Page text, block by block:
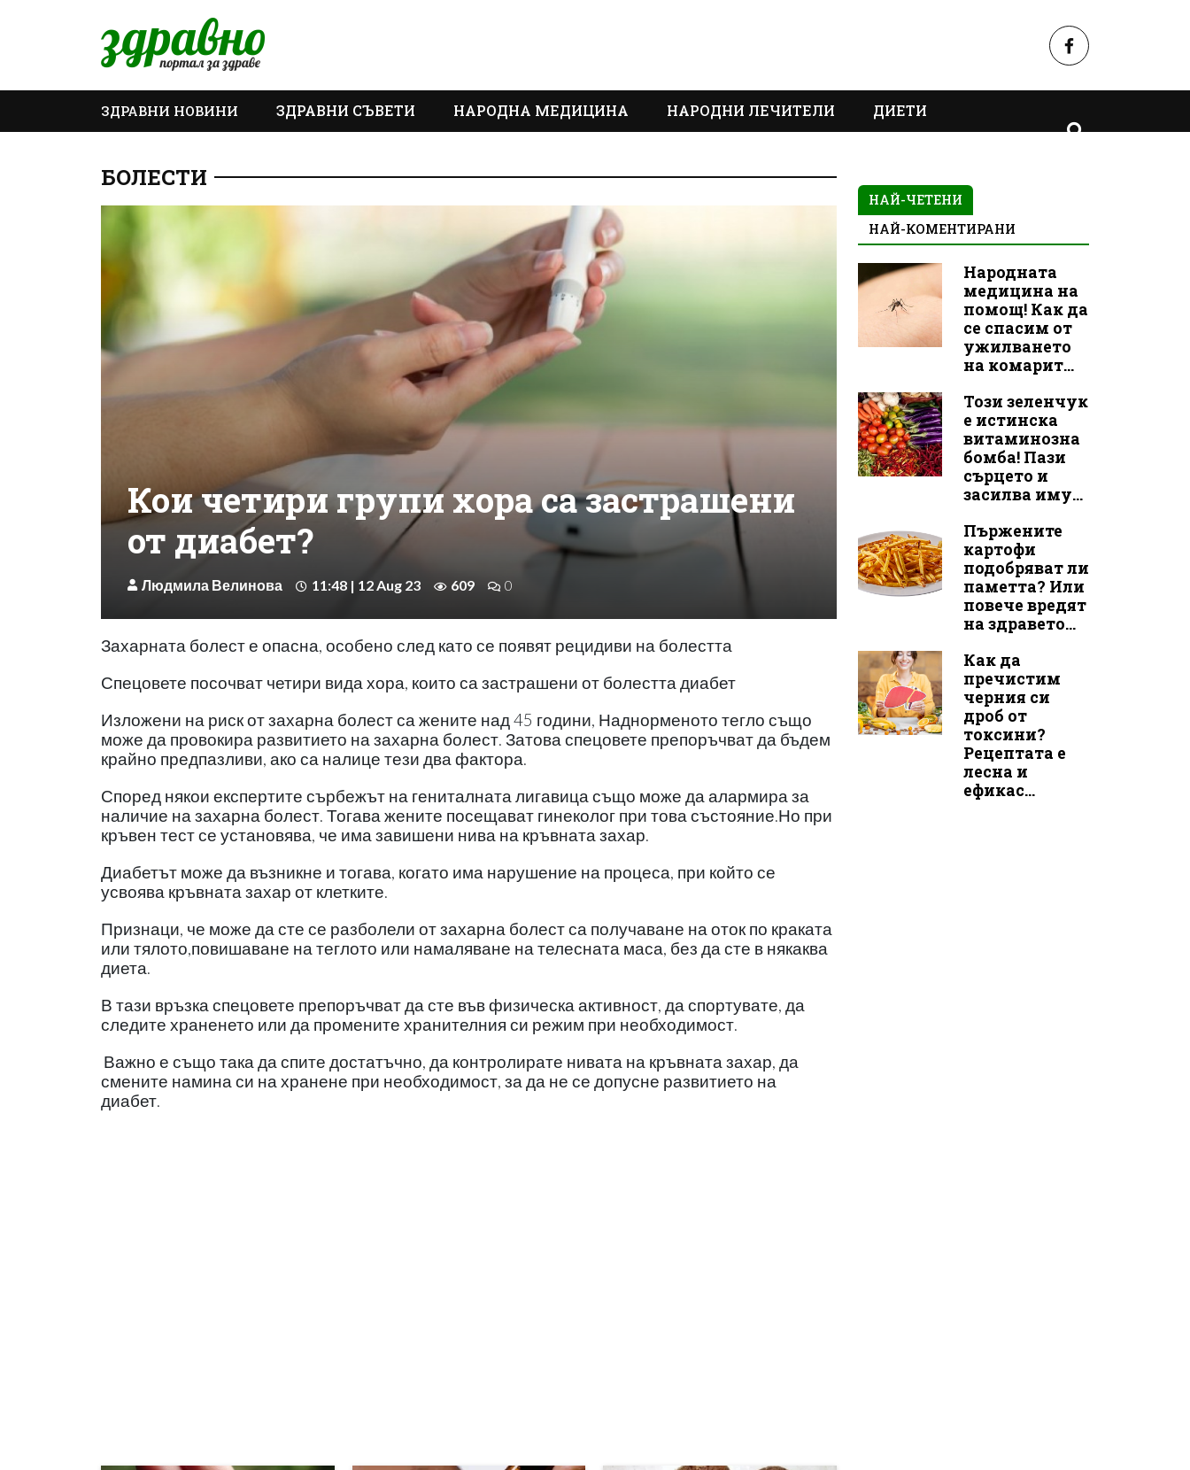
ЗДРАВНИ НОВИНИ ЗДРАВНИ СЪВЕТИ НАРОДНА МЕДИЦИНА НАРОДНИ ЛЕЧИТЕЛИ ДИЕТИ
БОЛЕСТИ
Кои четири групи хора са застрашени
от диабет?
Людмила Велинова 11:48 | 12 Aug 23 609 0
Захарната болест е опасна, особено след като се появят рецидиви на болестта
Спецовете посочват четири вида хора, които са застрашени от болестта диабет
Изложени на риск от захарна болест са жените над 45 години, Наднорменото тегло също
може да провокира развитието на захарна болест. Затова спецовете препоръчват да бъдем
крайно предпазливи, ако са налице тези два фактора.
Според някои експертите сърбежът на гениталната лигавица също може да алармира за
наличие на захарна болест. Тогава жените посещават гинеколог при това състояние.Но при
кръвен тест се установява, че има завишени нива на кръвната захар.
Диабетът може да възникне и тогава, когато има нарушение на процеса, при който се
усвоява кръвната захар от клетките.
Признаци, че може да сте се разболели от захарна болест са получаване на оток по краката
или тялото,повишаване на теглото или намаляване на телесната маса, без да сте в някаква
диета.
В тази връзка спецовете препоръчват да сте във физическа активност, да спортувате, да
следите храненето или да промените хранителния си режим при необходимост.
Важно е също така да спите достатъчно, да контролирате нивата на кръвната захар, да
смените намина си на хранене при необходимост, за да не се допусне развитието на
диабет.
НАЙ-ЧЕТЕНИ
НАЙ-КОМЕНТИРАНИ
Народната
медицина на
помощ! Как да
се спасим от
ужилването
на комарит...
Този зеленчук
е истинска
витаминозна
бомба! Пази
сърцето и
засилва иму...
Пържените
картофи
подобряват ли
паметта? Или
повече вредят
на здравето...
Как да
пречистим
черния си
дроб от
токсини?
Рецептата е
лесна и
ефикас...